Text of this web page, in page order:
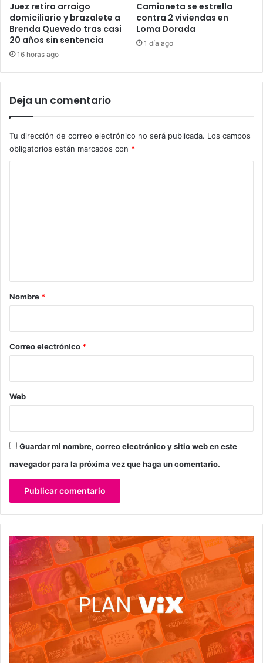
Juez retira arraigo
domiciliario y brazalete a
Brenda Quevedo tras casi
20 años sin sentencia
16 horas ago
Camioneta se estrella
contra 2 viviendas en
Loma Dorada
1 día ago
Deja un comentario
Tu dirección de correo electrónico no será publicada. Los campos
obligatorios están marcados con *
r
*
Nombre *
Correo electrónico *
Web
Guardar mi nombre, correo electrónico y sitio web en este
navegador para la próxima vez que haga un comentario.